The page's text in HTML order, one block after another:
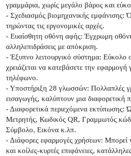
γραμμάρια, χωρίς μεγάλο βάρος και
- Σχεδιασμός βιομηχανικής εμφάνισης:
τηρώντας τις εργονομικές αρχές.
- Ευαίσθητη οθόνη αφής: Έγχρωμη
αλληλεπιδράσεις με απόκριση.
- Έξυπνο λειτουργικό σύστημα: Εύκολο
χρειάζεται να κατεβάσετε την εφαρμογή
τηλέφωνο.
- Υποστήριξη 28 γλωσσών: Πολλαπλές
εισαγωγής, καλύπτουν μια
- Διαφορετικά περιεχόμενα εκτύπωσης:
Μετρητής, Κωδικός QR, Γραμμωτός
Σύμβολο, Εικόνα κ.λπ.
- Διάφορες εφαρμογές χρήσεων: Μπορεί
και κοίλες-κυρτές επιφάνειες,